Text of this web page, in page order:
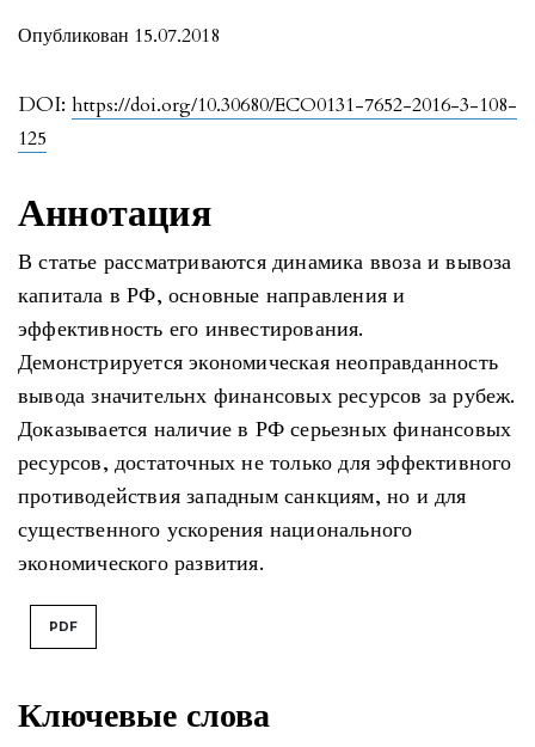
DOI: https://doi.org/10.30680/ECO0131-7652-2016-3-108-
125
Опубликован 15.07.2018
Ключевые слова
Аннотация
В статье рассматриваются динамика ввоза и вывоза
капитала в РФ, основные направления и
эффективность его инвестирования.
Демонстрируется экономическая неоправданность
вывода значительнх финансовых ресурсов за рубеж.
Доказывается наличие в РФ серьезных финансовых
ресурсов, достаточных не только для эффективного
противодействия западным санкциям, но и для
существенного ускорения национального
экономического развития.
PDF